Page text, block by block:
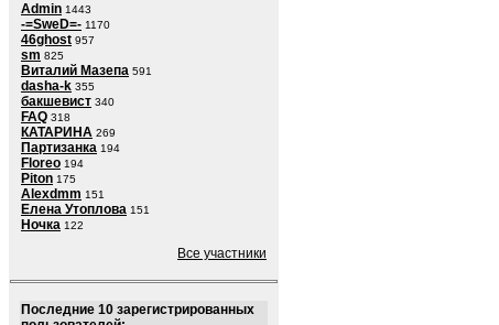
Admin 1443
-=SweD=- 1170
46ghost 957
sm 825
Виталий Мазепа 591
dasha-k 355
бакшевист 340
FAQ 318
КАТАРИНА 269
Партизанка 194
Floreo 194
Piton 175
Alexdmm 151
Елена Утоплова 151
Ночка 122
Все участники
Последние 10 зарегистрированных